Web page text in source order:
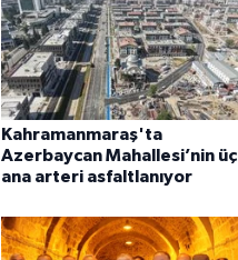
Kahramanmaraş'ta
Azerbaycan Mahallesi’nin üç
ana arteri asfaltlanıyor